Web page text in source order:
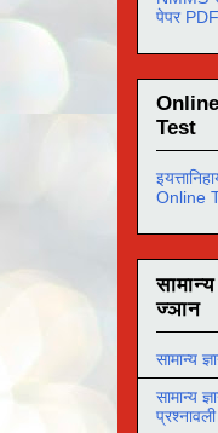
पेपर PDF
Online
Test
Online
सामान्य
ज्ञान
सामान्य
सामान्य
प्रश्नावली